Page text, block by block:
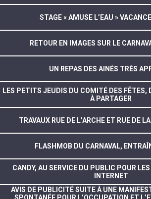
STAGE « AMUSE L’EAU »
RETOUR EN IMAGES SUR LE
UN REPAS DES AINÉS TRÈS
LES PETITS JEUDIS DU COMITÉ DES FÊTES,
À PARTAGER
TRAVAUX RUE DE L’ARCHE ET RUE DE
FLASHMOB DU CARNAVAL,
CANDY, AU SERVICE DU PUBLIC POUR
INTERNET
AVIS DE PUBLICITÉ SUITE À UNE